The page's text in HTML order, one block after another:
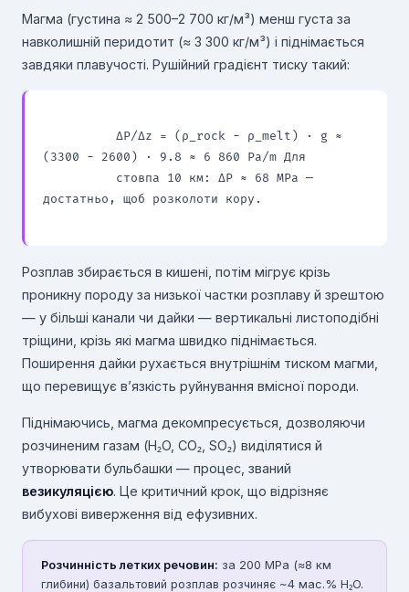
Магма (густина ≈ 2 500–2 700 кг/м³) менш густа за
навколишній перидотит (≈ 3 300 кг/м³) і піднімається
завдяки плавучості. Рушійний градієнт тиску такий:
(3300 − 2600) · 9.8 ≈ 6 860 Pa/m Для
достатньо, щоб розколоти кору.
Розплав збирається в кишені, потім мігрує крізь
проникну породу за низької частки розплаву й зрештою
— у більші канали чи дайки — вертикальні листоподібні
тріщини, крізь які магма швидко піднімається.
Поширення дайки рухається внутрішнім тиском магми,
що перевищує в’язкість руйнування вмісної породи.
Піднімаючись, магма декомпресується, дозволяючи
розчиненим газам (H₂O, CO₂, SO₂) виділятися й
утворювати бульбашки — процес, званий
везикуляцією. Це критичний крок, що відрізняє
вибухові виверження від ефузивних.
Розчинність летких речовин: за 200 MPa (≈8 км
глибини) базальтовий розплав розчиняє ~4 мас.% H₂O.